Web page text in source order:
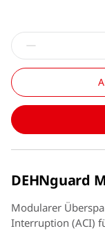
DEHNguard
Modularer
Interruption (ACI)